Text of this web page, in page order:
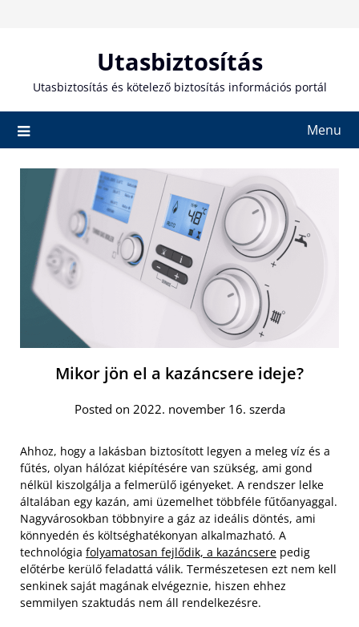
Utasbiztosítás
Utasbiztosítás és kötelező biztosítás információs portál
Menu
Mikor jön el a kazáncsere ideje?
Posted on 2022. november 16. szerda
Ahhoz, hogy a lakásban biztosított legyen a meleg víz és a
fűtés, olyan hálózat kiépítésére van szükség, ami gond
nélkül kiszolgálja a felmerülő igényeket. A rendszer lelke
általában egy kazán, ami üzemelhet többféle fűtőanyaggal.
Nagyvárosokban többnyire a gáz az ideális döntés, ami
könnyedén és költséghatékonyan alkalmazható. A
technológia folyamatosan fejlődik, a kazáncsere pedig
előtérbe kerülő feladattá válik. Természetesen ezt nem kell
senkinek saját magának elvégeznie, hiszen ehhez
semmilyen szaktudás nem áll rendelkezésre.